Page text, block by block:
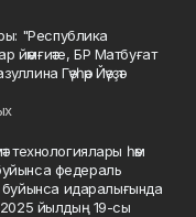
"Республика
йәмғиәте, БР Матбуғат
Гәүһәр Йәүҙәт
технологиялары һәм
федераль
буйынса идаралығында
2025 йылдың 19-сы